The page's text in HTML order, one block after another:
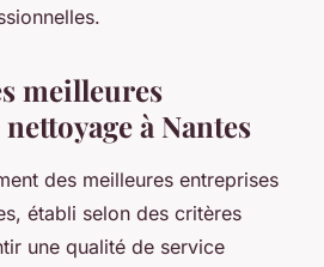
meilleures
à Nantes
des meilleures entreprises
établi selon des critères
une qualité de service